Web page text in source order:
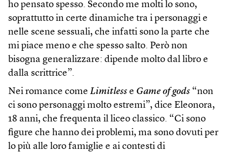
ho pensato spesso. Secondo me molti lo sono,
soprattutto in certe dinamiche tra i personaggi e
nelle scene sessuali, che infatti sono la parte che
mi piace meno e che spesso salto. Però non
bisogna generalizzare: dipende molto dal libro e
dalla scrittrice”.
Nei romance come Limitless e Game of gods “non
ci sono personaggi molto estremi”, dice Eleonora,
18 anni, che frequenta il liceo classico. “Ci sono
figure che hanno dei problemi, ma sono dovuti per
lo più alle loro famiglie e ai contesti di